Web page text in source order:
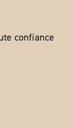
confiance